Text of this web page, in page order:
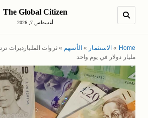
SEARCH
The Global Citizen
أغسطس 7, 2026
Home
» الاستثمار » الأسهم »
مليار دولار في يوم واحد